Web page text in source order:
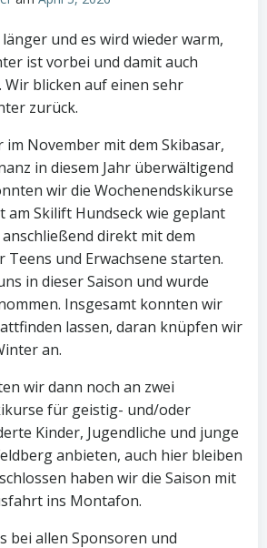
und es wird wieder warm,
ist vorbei und damit auch
Wir blicken auf einen sehr
zurück.
November mit dem Skibasar,
in diesem Jahr überwältigend
wir die Wochenendskikurse
am Skilift Hundseck wie geplant
direkt mit dem
und Erwachsene starten.
in dieser Saison und wurde
Insgesamt konnten wir
lassen, daran knüpfen wir
an.
wir dann noch an zwei
für geistig- und/oder
Kinder, Jugendliche und junge
anbieten, auch hier bleiben
haben wir die Saison mit
ins Montafon.
bei allen Sponsoren und